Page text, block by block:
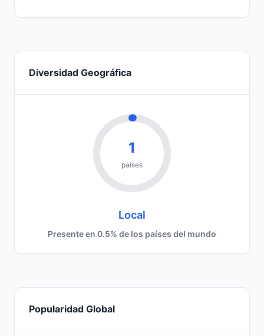
Diversidad Geográfica
1
países
Local
Presente en 0.5% de los países del mundo
Popularidad Global